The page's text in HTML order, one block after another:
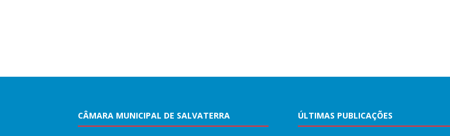
CÂMARA MUNICIPAL DE SALVATERRA ÚLTIMAS PUBLICAÇÕES